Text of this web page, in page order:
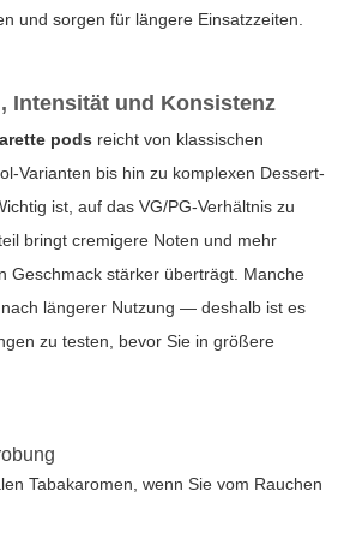
und sorgen für längere Einsatzzeiten.
Intensität und Konsistenz
pods reicht von klassischen
Varianten bis hin zu komplexen Dessert-
ist, auf das VG/PG-Verhältnis zu
bringt cremigere Noten und mehr
Geschmack stärker überträgt. Manche
längerer Nutzung — deshalb ist es
zu testen, bevor Sie in größere
Tabakaromen, wenn Sie vom Rauchen